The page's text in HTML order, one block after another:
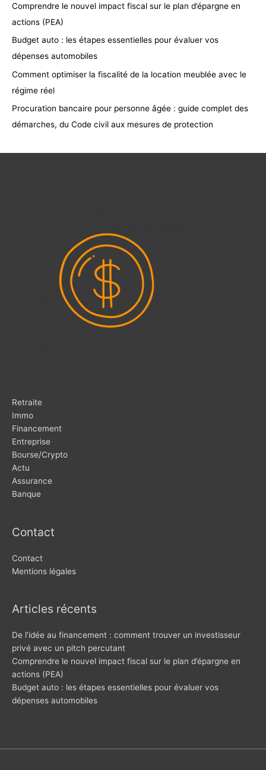
Comprendre le nouvel impact fiscal sur le plan d’épargne en
actions (PEA)
Budget auto : les étapes essentielles pour évaluer vos
dépenses automobiles
Comment optimiser la fiscalité de la location meublée avec le
régime réel
Procuration bancaire pour personne âgée : guide complet des
démarches, du Code civil aux mesures de protection
Retraite
Immo
Financement
Entreprise
Bourse/Crypto
Actu
Assurance
Banque
Contact
Contact
Mentions légales
Articles récents
De l’idée au financement : comment trouver un investisseur
privé avec un pitch percutant
Comprendre le nouvel impact fiscal sur le plan d’épargne en
actions (PEA)
Budget auto : les étapes essentielles pour évaluer vos
dépenses automobiles